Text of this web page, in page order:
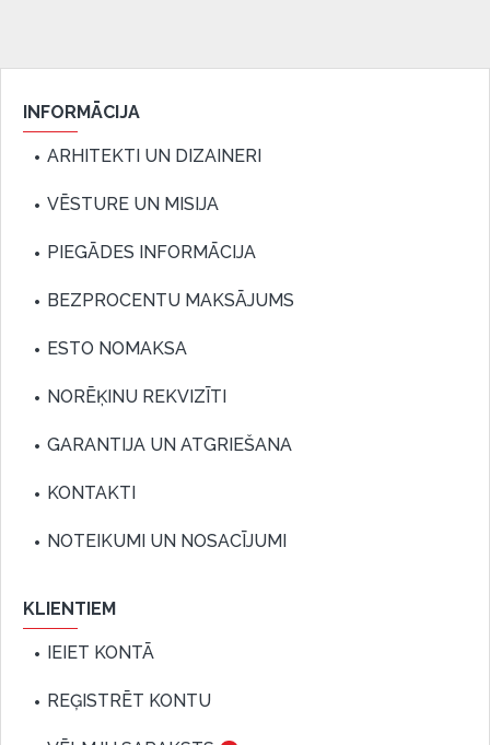
INFORMĀCIJA
ARHITEKTI UN DIZAINERI
VĒSTURE UN MISIJA
PIEGĀDES INFORMĀCIJA
BEZPROCENTU MAKSĀJUMS
ESTO NOMAKSA
NORĒĶINU REKVIZĪTI
GARANTIJA UN ATGRIEŠANA
KONTAKTI
NOTEIKUMI UN NOSACĪJUMI
KLIENTIEM
IEIET KONTĀ
REĢISTRĒT KONTU